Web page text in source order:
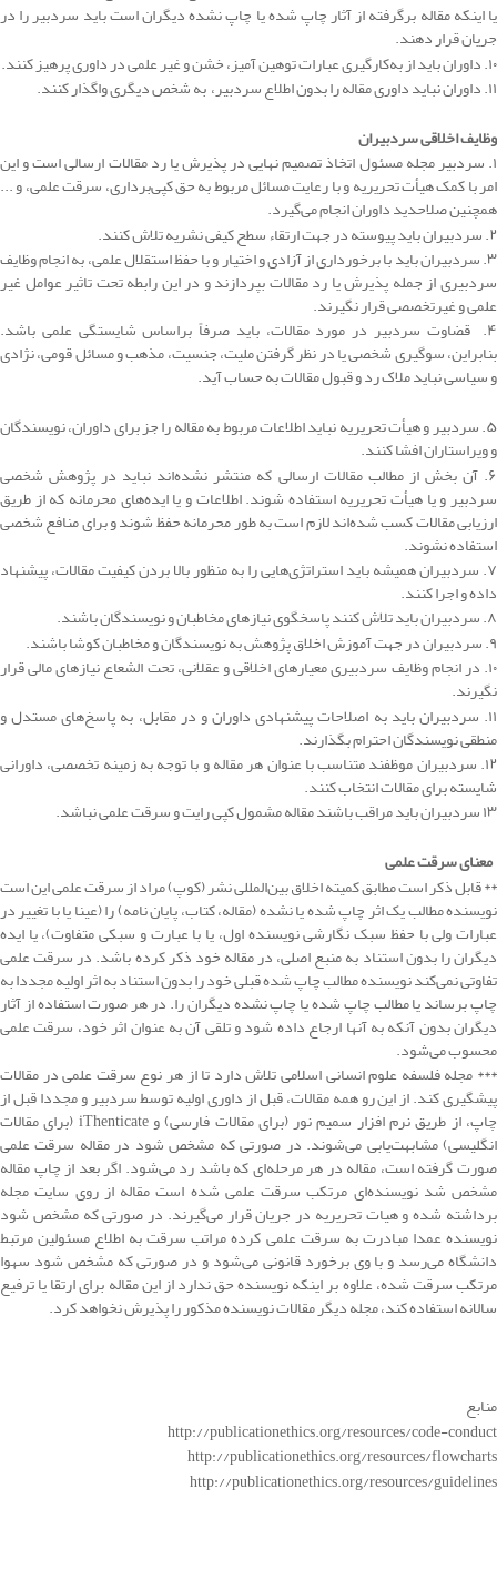
یا اینکه مقاله برگرفته از آثار چاپ شده یا چاپ نشده دیگران است باید سردبیر را در
جریان قرار دهند.
۱۰. داوران باید از به‌کارگیری عبارات توهین آمیز، خشن و غیر علمی در داوری پرهیز کنند.
۱۱. داوران نباید داوری مقاله را بدون اطلاع سردبیر، به شخص دیگری واگذار کنند.
وظایف اخلاقی سردبیران
۱. سردبیر مجله مسئول اتخاذ تصمیم نهایی در پذیرش یا رد مقالات ارسالی است و این
امر با کمک هیأت تحریریه و با رعایت مسائل مربوط به حق کپی‌برداری، سرقت علمی، و ...
همچنین صلاحدید داوران انجام می‌گیرد.
۲. سردبیران باید پیوسته در جهت ارتقاء سطح کیفی نشریه تلاش کنند.
۳. سردبیران باید با برخورداری از آزادی و اختیار و با حفظ استقلال علمی، به انجام وظایف
سردبیری از جمله پذیرش یا رد مقالات بپردازند و در این رابطه تحت تاثیر عوامل غیر
علمی و غیرتخصصی قرار نگیرند.
۴. قضاوت سردبیر در مورد مقالات، باید صرفاً براساس شایستگی علمی باشد.
بنابراین، سوگیری شخصی یا در نظر گرفتن ملیت، جنسیت، مذهب و مسائل قومی، نژادی
و سیاسی نباید ملاک رد و قبول مقالات به حساب ‌آید.
۵. سردبیر و هیأت تحریریه نباید اطلاعات مربوط به مقاله را جز برای داوران، نویسندگان
و ویراستاران افشا کنند.
۶. آن بخش از مطالب مقالات ارسالی که منتشر نشده‌اند نباید در پژوهش شخصی
سردبیر و یا هیأت تحریریه استفاده شوند. اطلاعات و یا ایده‌های محرمانه که از طریق
ارزیابی مقالات کسب شده‌اند لازم است به طور محرمانه حفظ شوند و برای منافع شخصی
استفاده نشوند.
۷. سردبیران همیشه باید استراتژی‌هایی را به منظور بالا بردن کیفیت مقالات، پیشنهاد
داده و اجرا کنند.
۸. سردبیران باید تلاش کنند پاسخگوی نیازهای مخاطبان و نویسندگان باشند.
۹. سردبیران در جهت آموزش اخلاق پژوهش به نویسندگان و مخاطبان کوشا باشند.
۱۰. در انجام وظایف سردبیری معیارهای اخلاقی و عقلانی، تحت الشعاع نیازهای مالی قرار
نگیرند.
۱۱. سردبیران باید به اصلاحات پیشنهادی داوران و در مقابل، به پاسخ‌های مستدل و
منطقی نویسندگان احترام بگذارند.
۱۲. سردبیران موظفند متناسب با عنوان هر مقاله و با توجه به زمینه تخصصی، داورانی
شایسته برای مقالات انتخاب کنند.
۱۳ سردبیران باید مراقب باشند مقاله مشمول کپی رایت و سرقت علمی نباشد.
معنای سرقت علمی
** قابل ذکر است مطابق کمیته اخلاق بین‌المللی نشر (کوپ) مراد از سرقت علمی این است
نویسنده مطالب یک اثر چاپ شده یا نشده (مقاله، کتاب، پایان نامه) را (عینا یا با تغییر در
عبارات ولی با حفظ سبک نگارشی نویسنده اول، یا با عبارت و سبکی متفاوت)، یا ایده
دیگران را بدون استناد به منبع اصلی، در مقاله خود ذکر کرده باشد. در سرقت علمی
تفاوتی نمی‌کند نویسنده مطالب چاپ شده قبلی خود را بدون استناد به اثر اولیه مجددا به
چاپ برساند یا مطالب چاپ شده یا چاپ نشده دیگران را. در هر صورت استفاده از آثار
دیگران بدون آنکه به آنها ارجاع داده شود و تلقی آن به عنوان اثر خود، سرقت علمی
محسوب می‌شود.
*** مجله فلسفه علوم انسانی اسلامی تلاش دارد تا از هر نوع سرقت علمی در مقالات
پیشگیری کند. از این رو همه مقالات، قبل از داوری اولیه توسط سردبیر و مجددا قبل از
چاپ، از طریق نرم افزار سمیم نور (برای مقالات فارسی) و iThenticate ‌(برای مقالات
انگلیسی) مشابهت‌یابی می‌شوند. در صورتی که مشخص شود در مقاله سرقت علمی
صورت گرفته است، مقاله در هر مرحله‌ای که باشد رد می‌شود. اگر بعد از چاپ مقاله
مشخص شد نویسنده‌ای مرتکب سرقت علمی شده است مقاله از روی سایت مجله
برداشته شده و هیات تحریریه در جریان قرار می‌گیرند. در صورتی که مشخص شود
نویسنده عمدا مبادرت به سرقت علمی کرده مراتب سرقت به اطلاع مسئولین مرتبط
دانشگاه می‌رسد و با وی برخورد قانونی می‌شود و در صورتی که مشخص شود سهوا
مرتکب سرقت شده، علاوه بر اینکه نویسنده حق ندارد از این مقاله برای ارتقا یا ترفیع
سالانه استفاده کند، مجله دیگر مقالات نویسنده مذکور را پذیرش نخواهد کرد.
منابع
http://publicationethics.org/resources/code-conduct
http://publicationethics.org/resources/flowcharts
http://publicationethics.org/resources/guidelines